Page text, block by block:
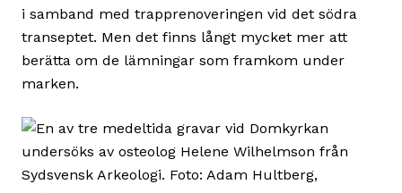
i samband med trapprenoveringen vid det södra
transeptet. Men det finns långt mycket mer att
berätta om de lämningar som framkom under
marken.